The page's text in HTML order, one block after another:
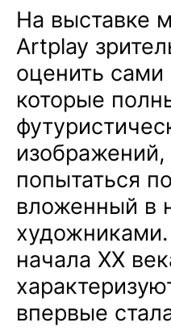
На выставке
Artplay
оценить сами
которые
попытаться
вложенный в
начала XX
впервые